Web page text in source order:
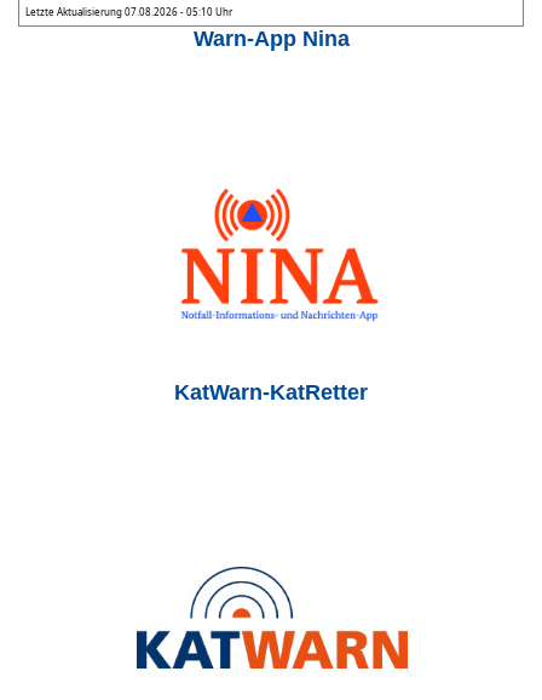
Letzte Aktualisierung 07.08.2026 - 05:10 Uhr
Warn-App Nina
KatWarn-KatRetter